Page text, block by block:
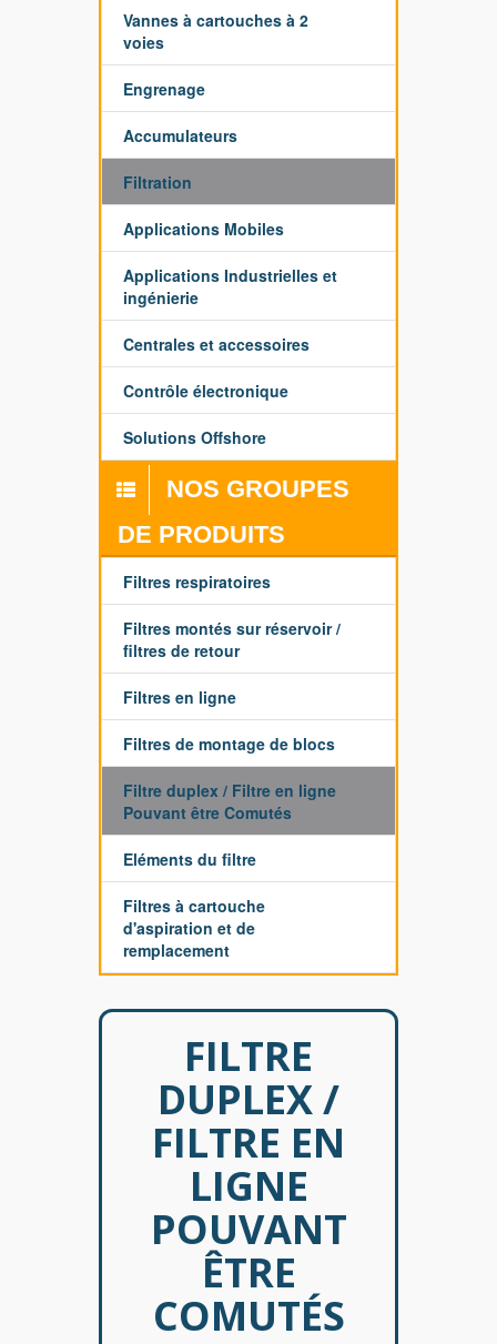
Vannes à cartouches à 2
voies
Engrenage
Accumulateurs
Filtration
Applications Mobiles
Applications Industrielles et
ingénierie
Centrales et accessoires
Contrôle électronique
Solutions Offshore
NOS GROUPES
DE PRODUITS
Filtres respiratoires
Filtres montés sur réservoir /
filtres de retour
Filtres en ligne
Filtres de montage de blocs
Filtre duplex / Filtre en ligne
Pouvant être Comutés
Eléments du filtre
Filtres à cartouche
d'aspiration et de
remplacement
FILTRE
DUPLEX /
FILTRE EN
LIGNE
POUVANT
ÊTRE
COMUTÉS